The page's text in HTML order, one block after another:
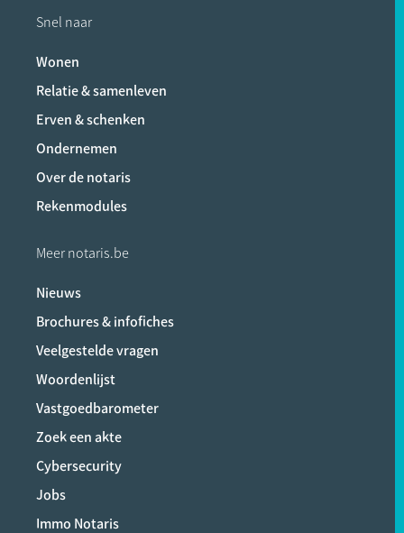
Snel naar
Wonen
Relatie & samenleven
Erven & schenken
Ondernemen
Over de notaris
Rekenmodules
Meer notaris.be
Nieuws
Brochures & infofiches
Veelgestelde vragen
Woordenlijst
Vastgoedbarometer
Zoek een akte
Cybersecurity
Jobs
Immo Notaris